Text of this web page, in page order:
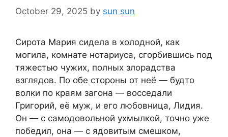
October 29, 2025 by sun sun
Сирота Мария сидела в холодной, как
могила, комнате нотариуса, сгорбившись под
тяжестью чужих, полных злорадства
взглядов. По обе стороны от неё — будто
волки по краям загона — восседали
Григорий, её муж, и его любовница, Лидия.
Он — с самодовольной ухмылкой, точно уже
победил, она — с ядовитым смешком,